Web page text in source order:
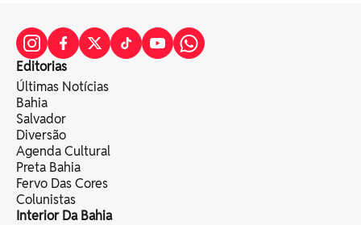
Editorias
Últimas Notícias
Bahia
Salvador
Diversão
Agenda Cultural
Preta Bahia
Fervo Das Cores
Colunistas
Interior Da Bahia